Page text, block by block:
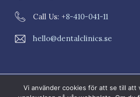
Call Us: +8-410-041-11
hello@dentalclinics.se
© 2023 Dental
Vi använder cookies för att se till att